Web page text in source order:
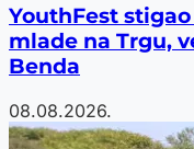
YouthFest
mlade na Trgu,
Benda
08.08.2026.